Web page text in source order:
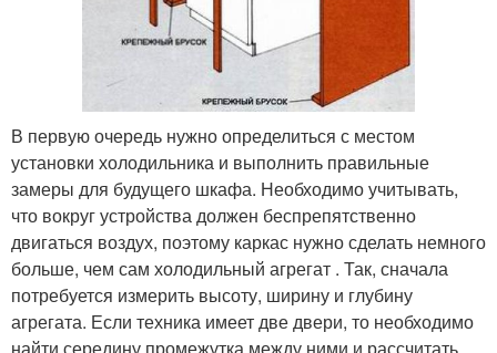
В первую очередь нужно определиться с местом
установки холодильника и выполнить правильные
замеры для будущего шкафа. Необходимо учитывать,
что вокруг устройства должен беспрепятственно
двигаться воздух, поэтому каркас нужно сделать немного
больше, чем сам холодильный агрегат . Так, сначала
потребуется измерить высоту, ширину и глубину
агрегата. Если техника имеет две двери, то необходимо